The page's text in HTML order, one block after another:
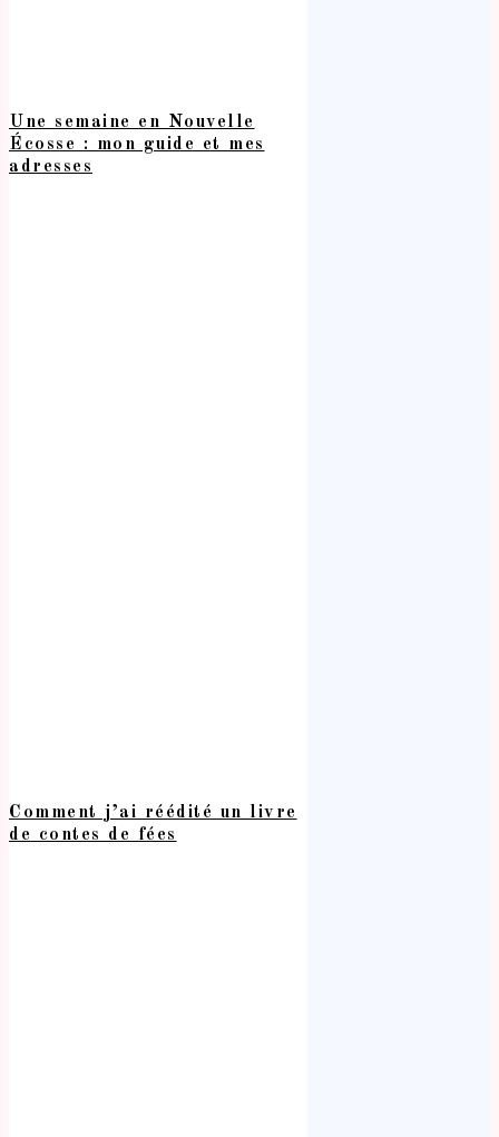
Une semaine en Nouvelle
Écosse : mon guide et mes
adresses
Comment j’ai réédité un livre
de contes de fées